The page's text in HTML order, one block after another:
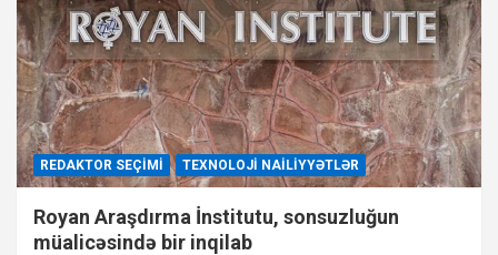
REDAKTOR SEÇIMI TEXNOLOJI NAILIYYƏTLƏR
Royan Araşdırma İnstitutu, sonsuzluğun
müalicəsində bir inqilab